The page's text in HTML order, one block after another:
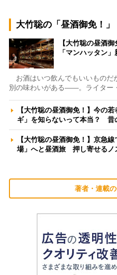
大竹聡の「昼酒御免！」
【大竹聡の昼酒
「マンハッタン
お酒はいつ飲んでもいいものだ
別の味わいがある――。ライター
【大竹聡の昼酒御免！】今の
ギ」を知らないって本当？
【大竹聡の昼酒御免！】京急
場」へと昼酒旅 押し寄せる
著者・連載